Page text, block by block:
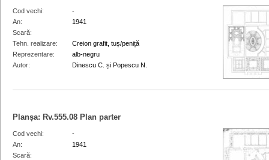
Cod vechi
-
An
1941
Scară
Tehn. realizare
Creion grafit, tuș/peniță
Reprezentare
alb-negru
Autor
Dinescu C. și Popescu N.
Planșa: Rv.555.08 Plan parter
Cod vechi
-
An
1941
Scară